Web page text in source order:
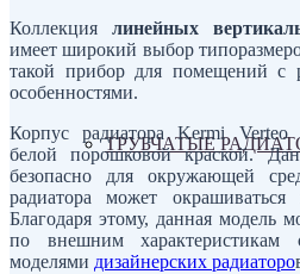
ТРУБЧАТЫЕ
Коллекция линейных
имеет широкий выбор
такой прибор для помещений с
особенностями.
Корпус радиатора Kermi Verteo
белой порошковой краской.
безопасно для окружающей
радиатора может
Благодаря этому, данная модель
по внешним характеристикам
моделями дизайнерских радиаторо